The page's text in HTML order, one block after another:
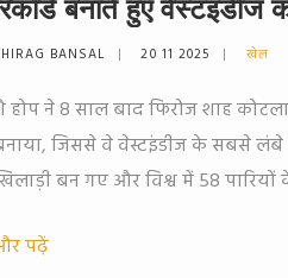
बनाते हुए वेस्टइंडीज
BANSAL 20 11 2025 खेल
होप ने 8 साल बाद फिरोज शाह
जिससे वे वेस्टइंडीज के सबसे
बन गए और विश्व में 58 पारियों
पढ़ें